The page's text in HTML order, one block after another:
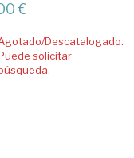
€
Descatalogado.
solicitar